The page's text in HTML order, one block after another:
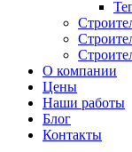
О компании
Цены
Наши работы
Блог
Контакты